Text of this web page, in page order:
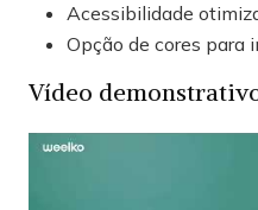
Acessibilidade
Opção de cores para
Vídeo